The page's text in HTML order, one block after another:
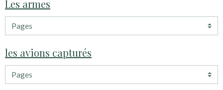
Les armes
les avions capturés